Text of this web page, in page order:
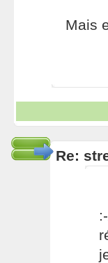
Mais
Re: